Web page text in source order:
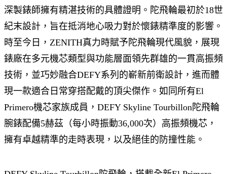
深製錶師擁有精湛技術的具體證明。陀飛輪最初於18世
紀末設計，旨在抵消地心吸力對於懷錶精準度的影響。
時至今日，ZENITH真力時賦予陀飛輪現代風貌，展現
錶廠在多元機芯類型與功能層面領先群雄的一貫高振頻
技術，並巧妙融合DEFY系列的嶄新前衛設計，進而體
現一款適合日常穿搭配戴的頂尖傑作。如同所有El
Primero機芯家族成員，DEFY Skyline Tourbillon陀飛輪
腕錶配備5赫茲（每小時振動36,000次）高振頻機芯，
擁有卓越精準的走時表現，以及絕佳的防撞性能。